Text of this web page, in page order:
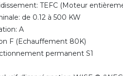
TEFC (Moteur
de 0.12 à 500 KW
A
F (Echauffement 80K)
permanent S1